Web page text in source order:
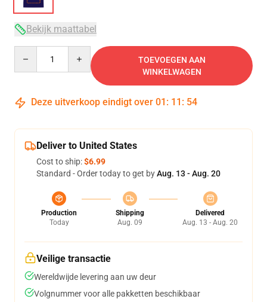
Bekijk maattabel
TOEVOEGEN AAN
WINKELWAGEN
Deze uitverkoop eindigt over 01 : 11 : 53
Deliver to United States
Cost to ship:$6.99
Standard - Order today to get byAug. 13 - Aug. 20
Production
Today
Shipping
Aug. 09
Delivered
Aug. 13 - Aug. 20
Veilige transactie
Wereldwijde levering aan uw deur
Volgnummer voor alle pakketten beschikbaar